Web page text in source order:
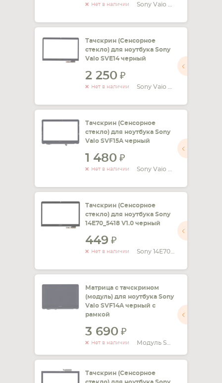
Нет в наличии
Тачскрин (Сенсорное
стекло) для ноутбука Sony
Vaio SVE14 черный
2 250
Нет в наличии
Тачскрин (Сенсорное
стекло) для ноутбука Sony
Vaio SVF15A черный
1 480
Нет в наличии
Тачскрин (Сенсорное
стекло) для ноутбука Sony
14E70_5418 V1.0 черный
449
Нет в наличии
Матрица с тачскрином
(модуль) для ноутбука Sony
Vaio SVF14A черный с
рамкой
3 690
Нет в наличии
Тачскрин (Сенсорное